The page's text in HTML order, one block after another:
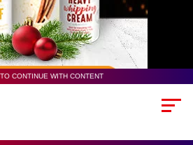
CONTINUE WITH CONTENT